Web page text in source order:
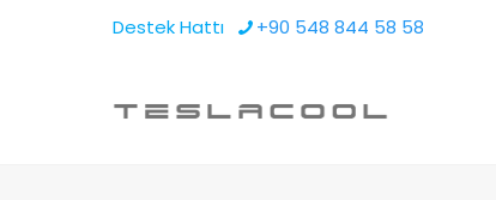
Destek Hattı +90 548 844 58 58